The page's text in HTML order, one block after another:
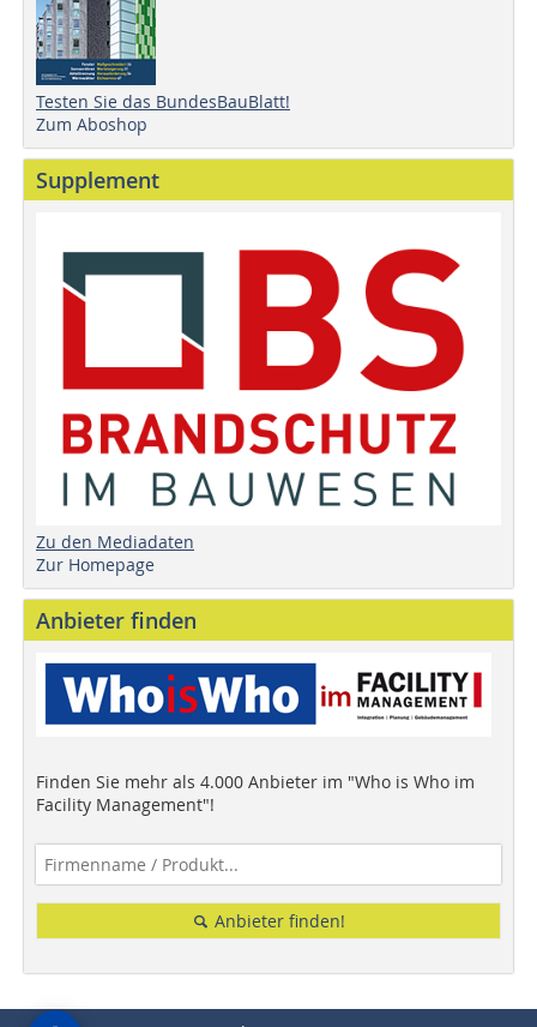
Testen Sie das BundesBauBlatt!
Zum Aboshop
Supplement
Zu den Mediadaten
Zur Homepage
Anbieter finden
Finden Sie mehr als 4.000 Anbieter im "Who is Who im
Facility Management"!
Anbieter finden!